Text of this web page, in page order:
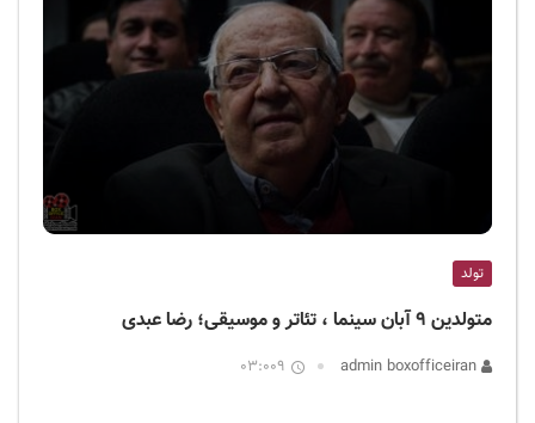
تولد
متولدین ۹ آبان سینما ، تئاتر و موسیقی؛ رضا عبدی
03:009